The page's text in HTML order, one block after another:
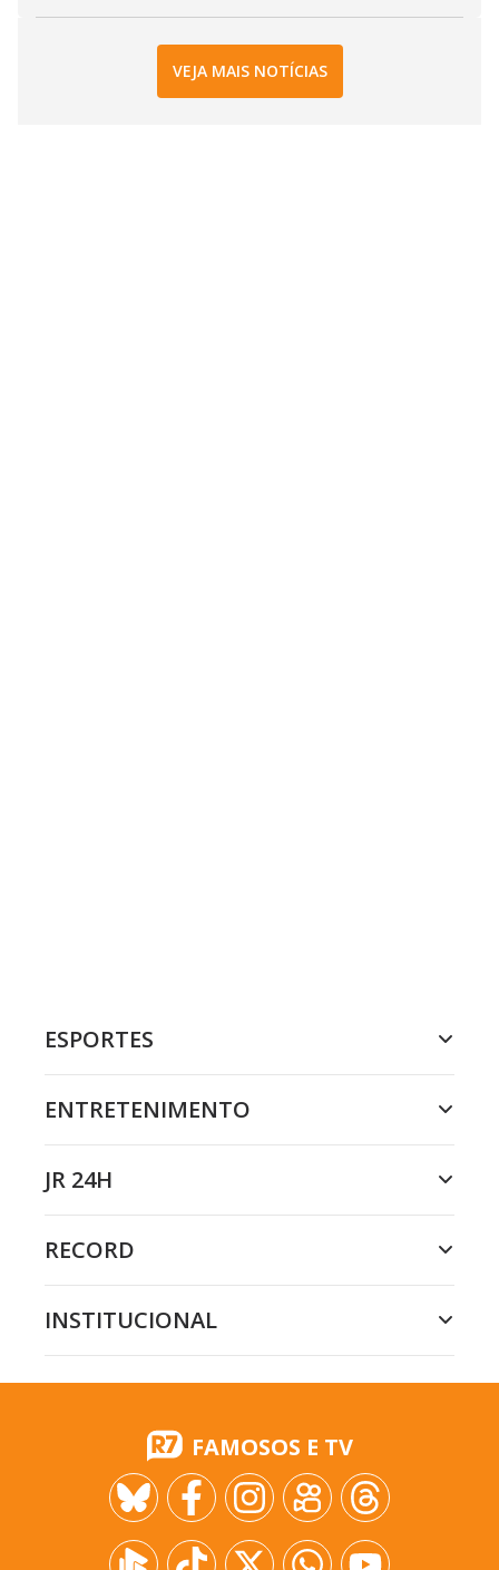
VEJA MAIS NOTÍCIAS
ESPORTES
ENTRETENIMENTO
JR 24H
RECORD
INSTITUCIONAL
FAMOSOS E TV